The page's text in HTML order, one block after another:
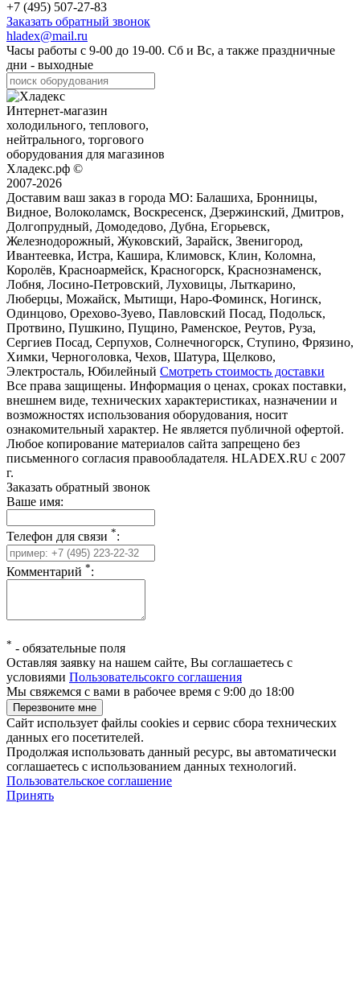
+7 (495) 507-27-83
Заказать обратный звонок
hladex@mail.ru
Часы работы с 9-00 до 19-00. Сб и Вс, а также праздничные
дни - выходные
Интернет-магазин
холодильного, теплового,
нейтрального, торгового
оборудования для магазинов
Хладекс.рф ©
2007-2026
Доставим ваш заказ в города МО: Балашиха, Бронницы,
Видное, Волоколамск, Воскресенск, Дзержинский, Дмитров,
Долгопрудный, Домодедово, Дубна, Егорьевск,
Железнодорожный, Жуковский, Зарайск, Звенигород,
Ивантеевка, Истра, Кашира, Климовск, Клин, Коломна,
Королёв, Красноармейск, Красногорск, Краснознаменск,
Лобня, Лосино-Петровский, Луховицы, Лыткарино,
Люберцы, Можайск, Мытищи, Наро-Фоминск, Ногинск,
Одинцово, Орехово-Зуево, Павловский Посад, Подольск,
Протвино, Пушкино, Пущино, Раменское, Реутов, Руза,
Сергиев Посад, Серпухов, Солнечногорск, Ступино, Фрязино,
Химки, Черноголовка, Чехов, Шатура, Щелково,
Электросталь, Юбилейный Смотреть стоимость доставки
Все права защищены. Информация о ценах, сроках поставки,
внешнем виде, технических характеристиках, назначении и
возможностях использования оборудования, носит
ознакомительный характер. Не является публичной офертой.
Любое копирование материалов сайта запрещено без
письменного согласия правообладателя. HLADEX.RU c 2007
г.
Заказать обратный звонок
Ваше имя:
Телефон для связи *:
Комментарий *:
* - обязательные поля
Оставляя заявку на нашем сайте, Вы соглашаетесь с
условиями Пользовательсокго соглашения
Мы свяжемся с вами в рабочее время с 9:00 до 18:00
Сайт использует файлы cookies и сервис сбора технических
данных его посетителей.
Продолжая использовать данный ресурс, вы автоматически
соглашаетесь с использованием данных технологий.
Пользовательское соглашение
Принять